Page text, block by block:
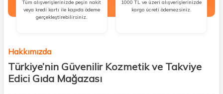
Tüm alışverişlerinizde peşin nakit
veya kredi kartı ile kapıda ödeme
gerçekleştirebilirsiniz.
1000 TL ve üzeri alışverişlerinizde
kargo ücreti ödemezsiniz.
Hakkımızda
Türkiye’nin Güvenilir Kozmetik ve Takviye
Edici Gıda Mağazası